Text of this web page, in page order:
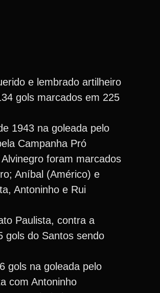
e lembrado artilheiro
gols marcados em 225
1943 na goleada pelo
Campanha Pró
foram marcados
Aníbal (Américo) e
Antoninho e Rui
Paulista, contra a
gols do Santos sendo
gols na goleada pelo
com Antoninho